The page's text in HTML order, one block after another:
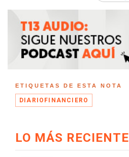
ETIQUETAS DE ESTA NOTA
DIARIOFINANCIERO
LO MÁS RECIENTE